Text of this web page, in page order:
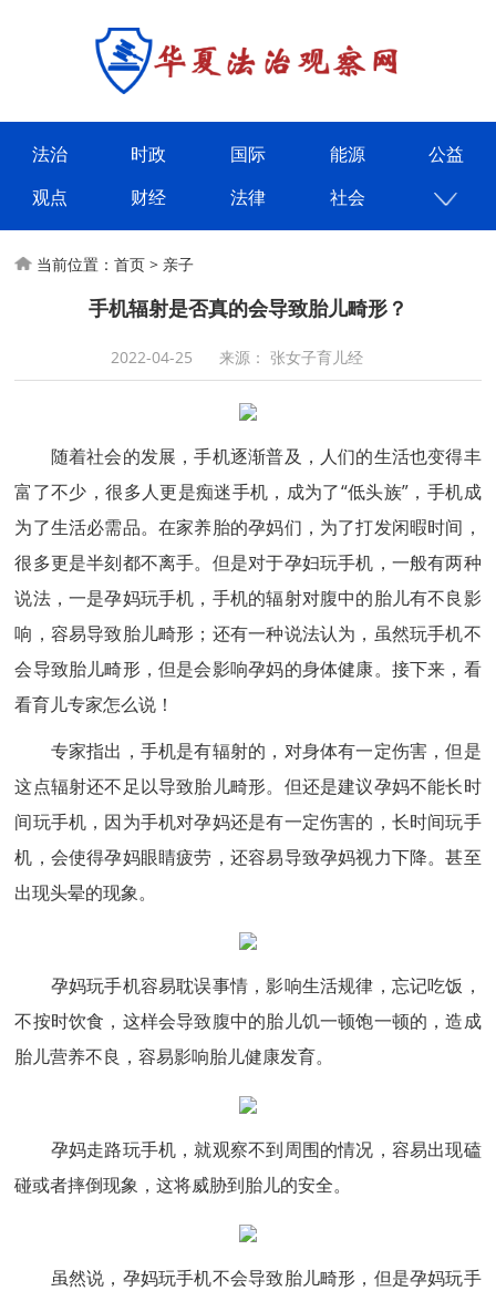
法治 时政 国际 能源
公益
观点
财经 法律 社会
当前位置：首页 > 亲子
手机辐射是否真的会导致胎儿畸形？
2022-04-25 来源： 张女子育儿经
随着社会的发展，手机逐渐普及，人们的生活也变得丰
富了不少，很多人更是痴迷手机，成为了“低头族”，手机成
为了生活必需品。在家养胎的孕妈们，为了打发闲暇时间，
很多更是半刻都不离手。但是对于孕妇玩手机，一般有两种
说法，一是孕妈玩手机，手机的辐射对腹中的胎儿有不良影
响，容易导致胎儿畸形；还有一种说法认为，虽然玩手机不
会导致胎儿畸形，但是会影响孕妈的身体健康。接下来，看
看育儿专家怎么说！
专家指出，手机是有辐射的，对身体有一定伤害，但是
这点辐射还不足以导致胎儿畸形。但还是建议孕妈不能长时
间玩手机，因为手机对孕妈还是有一定伤害的，长时间玩手
机，会使得孕妈眼睛疲劳，还容易导致孕妈视力下降。甚至
出现头晕的现象。
孕妈玩手机容易耽误事情，影响生活规律，忘记吃饭，
不按时饮食，这样会导致腹中的胎儿饥一顿饱一顿的，造成
胎儿营养不良，容易影响胎儿健康发育。
孕妈走路玩手机，就观察不到周围的情况，容易出现磕
碰或者摔倒现象，这将威胁到胎儿的安全。
虽然说，孕妈玩手机不会导致胎儿畸形，但是孕妈玩手